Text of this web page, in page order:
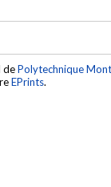
dePolytechnique
EPrints.